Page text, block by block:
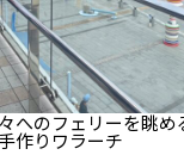
へのフェリーを眺め
作りワラーチ